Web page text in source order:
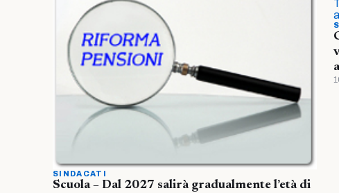
SINDACATI
Scuola – Dal 2027 salirà gradualmente l’età di